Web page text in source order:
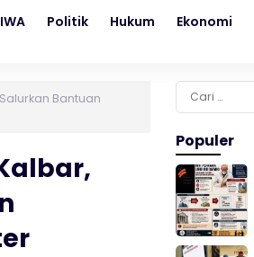
Politik Hukum Ekonomi
Bantuan
Cari
untuk:
Populer